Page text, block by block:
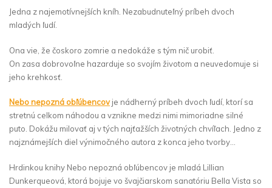
Jedna z najemotívnejších kníh. Nezabudnuteľný príbeh dvoch
mladých ľudí.
Ona vie, že čoskoro zomrie a nedokáže s tým nič urobiť.
On zasa dobrovoľne hazarduje so svojím životom a neuvedomuje si
jeho krehkosť.
Nebo nepozná obľúbencovje nádherný príbeh dvoch ľudí, ktorí sa
stretnú celkom náhodou a vznikne medzi nimi mimoriadne silné
puto. Dokážu milovať aj v tých najťažších životných chvíľach. Jedno z
najznámejších diel výnimočného autora z konca jeho tvorby…
Hrdinkou knihy Nebo nepozná obľúbencov je mladá Lillian
Dunkerqueová, ktorá bojuje vo švajčiarskom sanatóriu Bella Vista so